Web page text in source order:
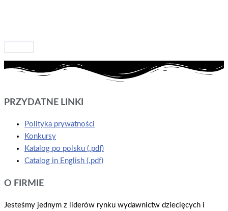
PRZYDATNE LINKI
Polityka prywatności
Konkursy
Katalog po polsku (.pdf)
Catalog in English (.pdf)
O FIRMIE
Jesteśmy jednym z liderów rynku wydawnictw dziecięcych i